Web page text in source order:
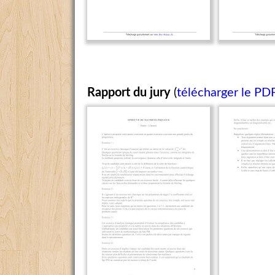
Rapport du jury (télécharger le